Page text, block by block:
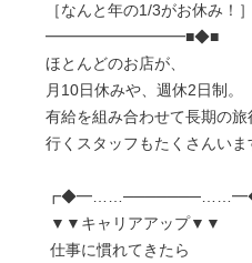
［なんと年の1/3がお休み！］
━━━━━━━━━■◆■
ほとんどのお店が、
月10日休みや、週休2日制。
有給を組み合わせて長期の旅
行くスタッフもたくさんい